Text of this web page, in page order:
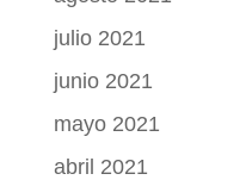
julio 2021
junio 2021
mayo 2021
abril 2021